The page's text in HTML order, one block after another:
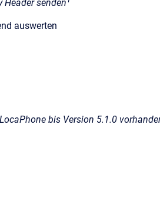
Header senden
auswerten
bis Version 5.1.0